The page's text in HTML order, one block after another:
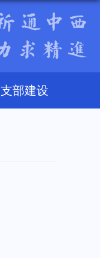
支部建设